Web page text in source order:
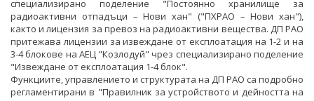
специализирано поделение "Постоянно хранилище за
радиоактивни отпадъци – Нови хан" ("ПХРАО – Нови хан"),
както и лицензия за превоз на радиоактивни вещества. ДП РАО
притежава лицензии за извеждане от експлоатация на 1-2 и на
3-4 блокове на АЕЦ "Козлодуй" чрез специализирано поделение
"Извеждане от експлоатация 1-4 блок".
Функциите, управлението и структурата на ДП РАО са подробно
регламентирани в "Правилник за устройството и дейността на